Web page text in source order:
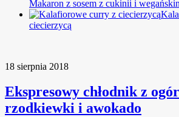
Makaron z sosem z cukinii i
ciecierzycą
18 sierpnia 2018
Ekspresowy chłodnik z
rzodkiewki i awokado